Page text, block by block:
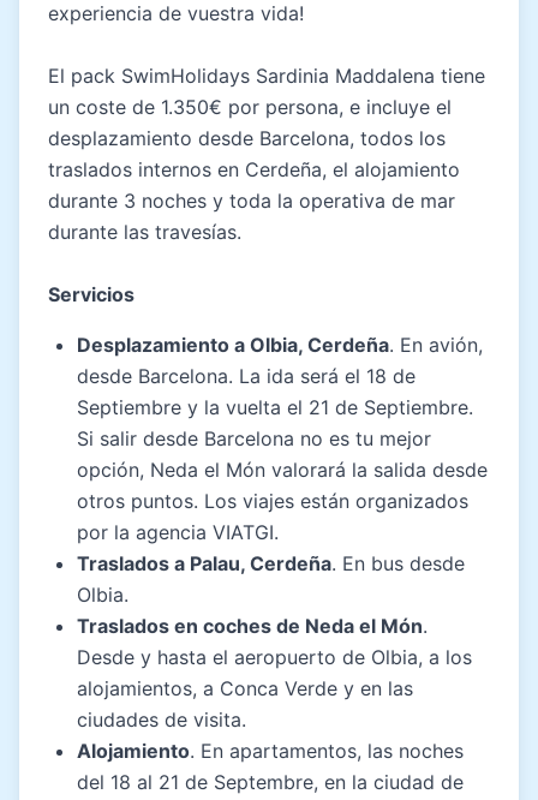
experiencia de vuestra vida!
El pack SwimHolidays Sardinia Maddalena tiene
un coste de 1.350€ por persona, e incluye el
desplazamiento desde Barcelona, todos los
traslados internos en Cerdeña, el alojamiento
durante 3 noches y toda la operativa de mar
durante las travesías.
Servicios
Desplazamiento a Olbia, Cerdeña. En avión,
desde Barcelona. La ida será el 18 de
Septiembre y la vuelta el 21 de Septiembre.
Si salir desde Barcelona no es tu mejor
opción, Neda el Món valorará la salida desde
otros puntos. Los viajes están organizados
por la agencia VIATGI.
Traslados a Palau, Cerdeña. En bus desde
Olbia.
Traslados en coches de Neda el Món.
Desde y hasta el aeropuerto de Olbia, a los
alojamientos, a Conca Verde y en las
ciudades de visita.
Alojamiento. En apartamentos, las noches
del 18 al 21 de Septembre, en la ciudad de